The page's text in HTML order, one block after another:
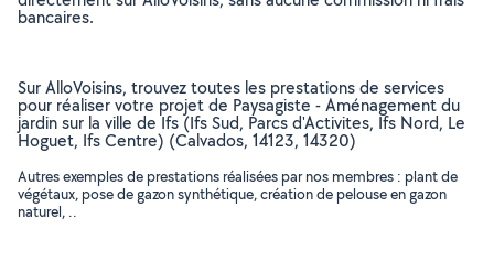
bancaires.
Sur AlloVoisins, trouvez toutes les prestations de services
pour réaliser votre projet de Paysagiste - Aménagement du
jardin sur la ville de Ifs (Ifs Sud, Parcs d'Activites, Ifs Nord, Le
Hoguet, Ifs Centre) (Calvados, 14123, 14320)
Autres exemples de prestations réalisées par nos membres : plant de
végétaux, pose de gazon synthétique, création de pelouse en gazon
naturel, ..